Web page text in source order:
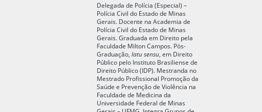
Delegada de Polícia (Especial) –
Polícia Civil do Estado de Minas
Gerais. Docente na Academia de
Polícia Civil do Estado de Minas
Gerais. Graduada em Direito pela
Faculdade Milton Campos. Pós-
Graduação,latu sensu , em Direito
Público pelo Instituto Brasiliense de
Direito Público (IDP). Mestranda no
Mestrado Profissional Promoção da
Saúde e Prevenção de Violência na
Faculdade de Medicina da
Universidade Federal de Minas